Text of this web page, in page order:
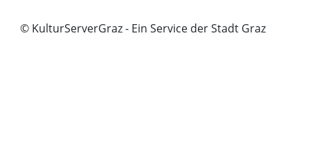
© KulturServerGraz - Ein Service der Stadt Graz